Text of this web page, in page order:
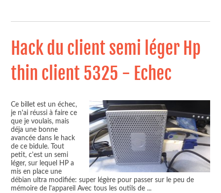
Hack du client semi léger Hp
thin client 5325 - Echec
Ce billet est un échec,
je n'ai réussi à faire ce
que je voulais, mais
déja une bonne
avancée dans le hack
de ce bidule. Tout
petit, c'est un semi
léger, sur lequel HP a
mis en place une
débian ultra modifiée: super légère pour passer sur le peu de
mémoire de l'appareil Avec tous les outils de ...